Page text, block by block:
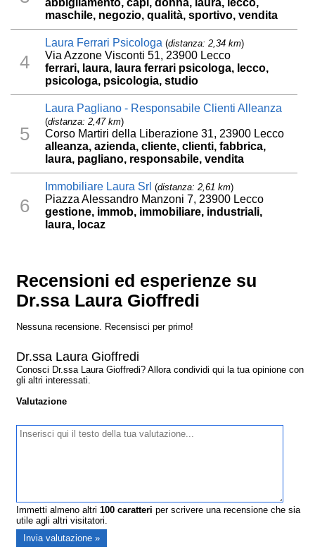
abbigliamento, capi, donna, laura, lecco,
maschile, negozio, qualità, sportivo, vendita
4
Laura Ferrari Psicologa (distanza: 2,34 km)
Via Azzone Visconti 51, 23900 Lecco
ferrari, laura, laura ferrari psicologa, lecco,
psicologa, psicologia, studio
5
Laura Pagliano - Responsabile Clienti Alleanza
(distanza: 2,47 km)
Corso Martiri della Liberazione 31, 23900 Lecco
alleanza, azienda, cliente, clienti, fabbrica,
laura, pagliano, responsabile, vendita
6
Immobiliare Laura Srl (distanza: 2,61 km)
Piazza Alessandro Manzoni 7, 23900 Lecco
gestione, immob, immobiliare, industriali,
laura, locaz
Recensioni ed esperienze su
Dr.ssa Laura Gioffredi
Nessuna recensione. Recensisci per primo!
Dr.ssa Laura Gioffredi
Conosci Dr.ssa Laura Gioffredi? Allora condividi qui la tua opinione con
gli altri interessati.
Valutazione
Immetti almeno altri100 caratteri per scrivere una recensione che sia
utile agli altri visitatori.